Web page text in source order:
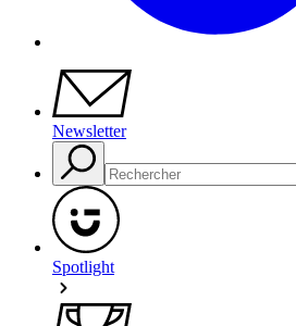
Newsletter
Spotlight